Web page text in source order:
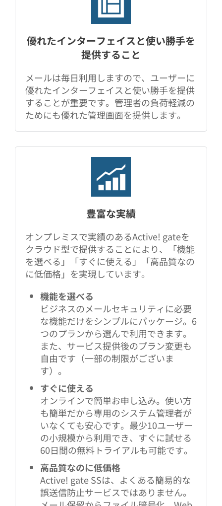
優れたインターフェイスと使い勝手を
提供すること
メールは毎日利用しますので、ユーザーに
優れたインターフェイスと使い勝手を提供
することが重要です。管理者の負荷軽減の
ためにも優れた管理画面を提供します。
豊富な実績
オンプレミスで実績のあるActive! gateを
クラウド型で提供することにより、「機能
を選べる」「すぐに使える」「高品質なの
に低価格」を実現しています。
機能を選べる
ビジネスのメールセキュリティに必要
な機能だけをシンプルにパッケージ。6
つのプランから選んで利用できます。
また、サービス提供後のプラン変更も
自由です（一部の制限がございま
す）。
すぐに使える
オンラインで簡単お申し込み。使い方
も簡単だから専用のシステム管理者が
いなくても安心です。最少10ユーザー
の小規模から利用でき、すぐに試せる
60日間の無料トライアルも可能です。
高品質なのに低価格
Active! gate SSは、よくある簡易的な
誤送信防止サービスではありません。